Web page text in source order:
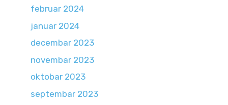
februar 2024
januar 2024
decembar 2023
novembar 2023
oktobar 2023
septembar 2023